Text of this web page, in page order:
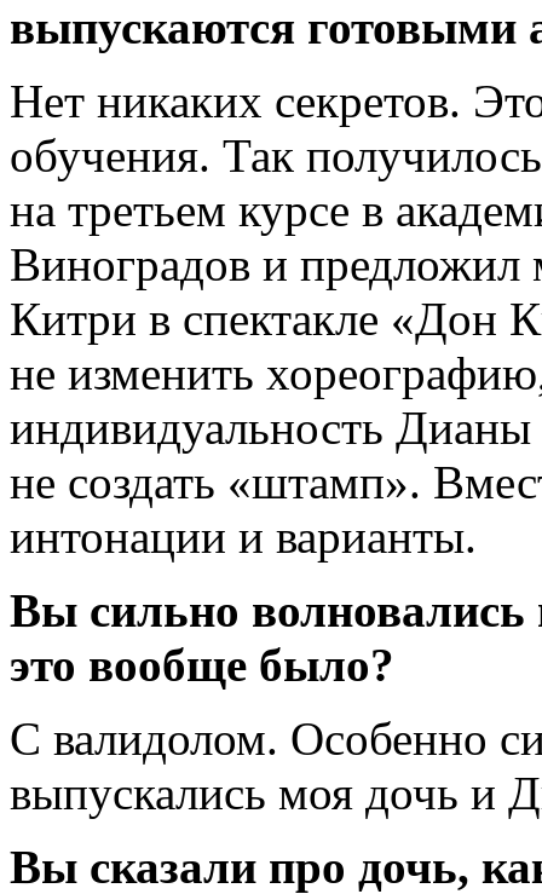
выпускаются готовыми
Нет никаких секретов.
обучения. Так
на третьем курсе в
Виноградов и предложил
Китри в спектакле «Дон
не изменить
индивидуальность
не создать «штамп».
интонации и варианты.
Вы сильно волновались
это вообще было?
С валидолом. Особенно
выпускались моя дочь и
Вы сказали про дочь,